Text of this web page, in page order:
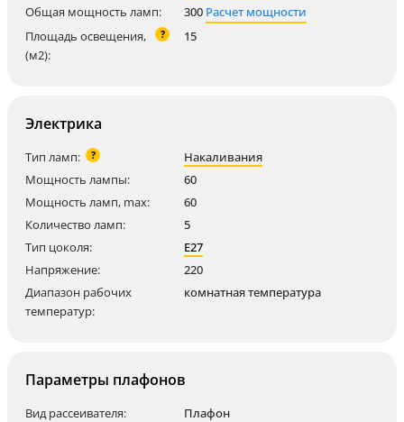
Общая мощность ламп:
300 Расчет мощности
Площадь освещения,
(м2):
? 15
Электрика
Тип ламп: ?
Накаливания
Мощность лампы:
60
Мощность ламп, max:
60
Количество ламп:
5
Тип цоколя:
E27
Напряжение:
220
Диапазон рабочих
температур:
комнатная температура
Параметры плафонов
Вид рассеивателя:
Плафон